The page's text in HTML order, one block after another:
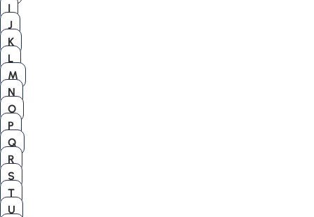
I
J
K
L
M
N
O
P
Q
R
S
T
U